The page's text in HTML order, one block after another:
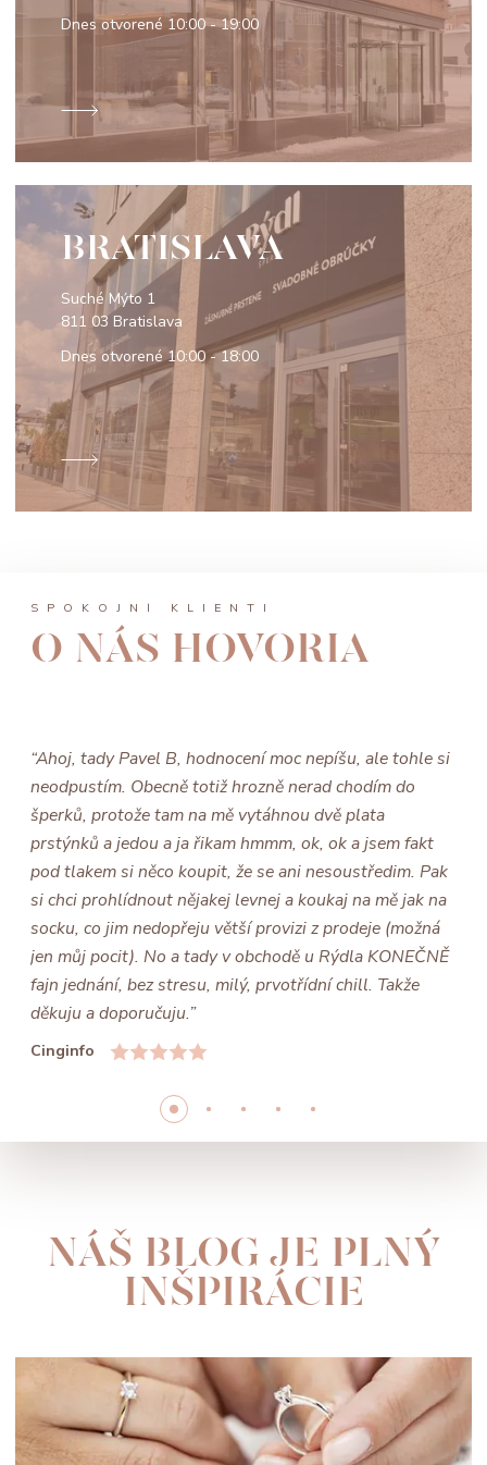
Dnes otvorené 10:00 - 19:00
BRATISLAVA
Suché Mýto 1
811 03 Bratislava
Dnes otvorené10:00 - 18:00
SPOKOJNÍ KLIENTI
O NÁS HOVORIA
“Ahoj, tady Pavel B, hodnocení moc nepíšu, ale tohle si
neodpustím. Obecně totiž hrozně nerad chodím do
šperků, protože tam na mě vytáhnou dvě plata
prstýnků a jedou a ja řikam hmmm, ok, ok a jsem fakt
pod tlakem si něco koupit, že se ani nesoustředim. Pak
si chci prohlídnout nějakej levnej a koukaj na mě jak na
socku, co jim nedopřeju větší provizi z prodeje (možná
jen můj pocit). No a tady v obchodě u Rýdla KONEČNĚ
fajn jednání, bez stresu, milý, prvotřídní chill. Takže
děkuju a doporučuju.”
Cinginfo
NÁŠ BLOG JE PLNÝ
INŠPIRÁCIE